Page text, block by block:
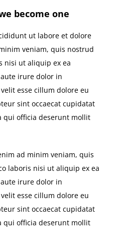
become one
ut labore et dolore
veniam, quis nostrud
nisi ut aliquip ex ea
irure dolor in
esse cillum dolore eu
sint occaecat cupidatat
qui officia deserunt mollit
ad minim veniam, quis
laboris nisi ut aliquip ex ea
irure dolor in
esse cillum dolore eu
sint occaecat cupidatat
qui officia deserunt mollit